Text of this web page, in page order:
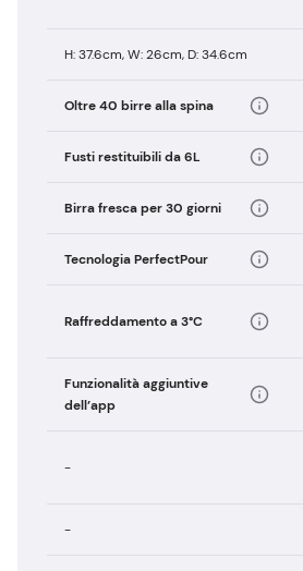
H: 37.6cm, W: 26cm, D: 34.6cm
Oltre 40 birre alla spina
Fusti restituibili da 6L
Birra fresca per 30 giorni
Tecnologia PerfectPour
Raffreddamento a 3°C
Funzionalità aggiuntive
dell’app
-
-